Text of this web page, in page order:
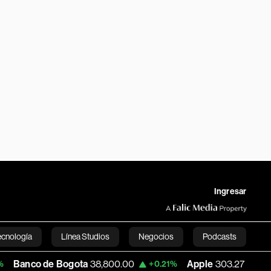
Ingresar
Línea Studios Negocios Podcasts
English
Bogota 38,800.00 +0.21% Apple 303.27 -1.74% USD